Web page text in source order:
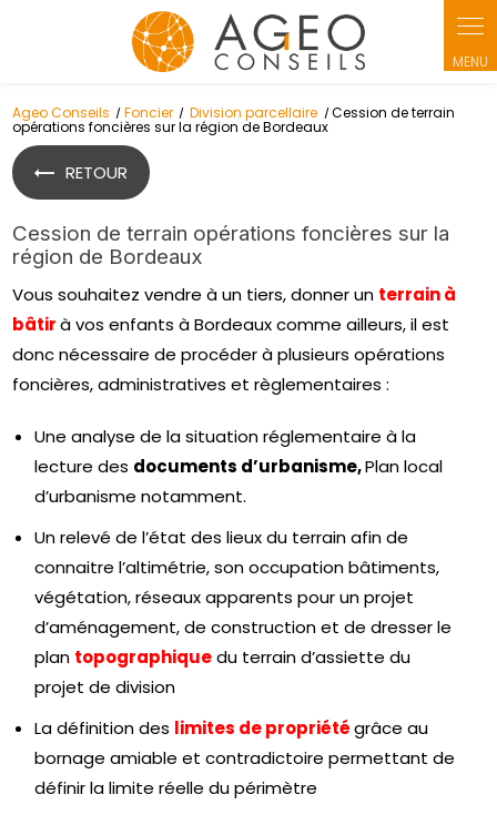
Ageo Conseils Foncier Division parcellaire Cession de terrain
opérations foncières sur la région de Bordeaux
RETOUR
Cession de terrain opérations foncières sur la
région de Bordeaux
Vous souhaitez vendre à un tiers, donner un terrain à
bâtir à vos enfants à Bordeaux comme ailleurs, il est
donc nécessaire de procéder à plusieurs opérations
foncières, administratives et règlementaires :
Une analyse de la situation réglementaire à la
lecture des documents d’urbanisme,Plan local
d’urbanisme notamment.
Un relevé de l’état des lieux du terrain afin de
connaitre l’altimétrie, son occupation bâtiments,
végétation, réseaux apparents pour un projet
d’aménagement, de construction et de dresser le
plan topographiquedu terrain d’assiette du
projet de division
La définition des limites de propriété grâce au
bornage amiable et contradictoire permettant de
définir la limite réelle du périmètre
Panneau de gestion des cookies